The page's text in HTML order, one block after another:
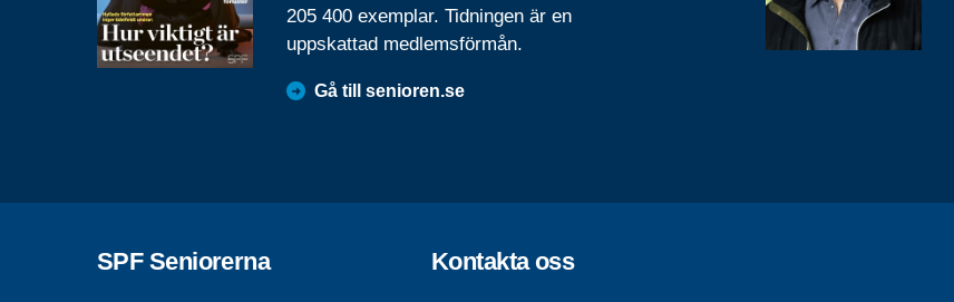
205 400 exemplar. Tidningen är en
uppskattad medlemsförmån.
Gå till senioren.se
SPF Seniorerna Kontakta oss